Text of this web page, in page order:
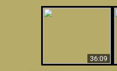
36:09